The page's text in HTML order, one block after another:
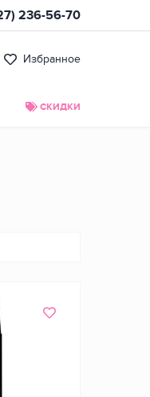
236-56-70
Избранное
СКИДКИ